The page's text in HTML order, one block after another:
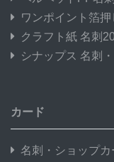
ワンポイント箔
クラフト紙 名刺
シナップス 名刺
カード
名刺・ショップカ